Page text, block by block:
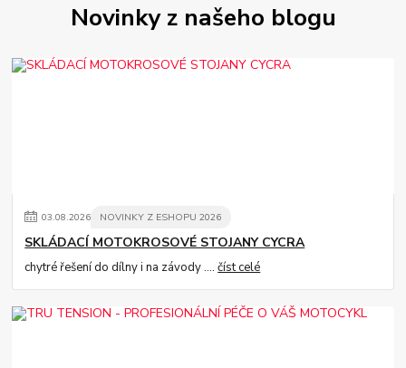
Novinky z našeho blogu
03.08.2026 NOVINKY Z ESHOPU 2026
SKLÁDACÍ MOTOKROSOVÉ STOJANY CYCRA
chytré řešení do dílny i na závody ....číst celé